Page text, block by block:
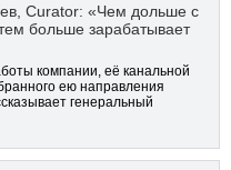
Curator: «Чем дольше с
больше зарабатывает
компании, её канальной
ею направления
генеральный